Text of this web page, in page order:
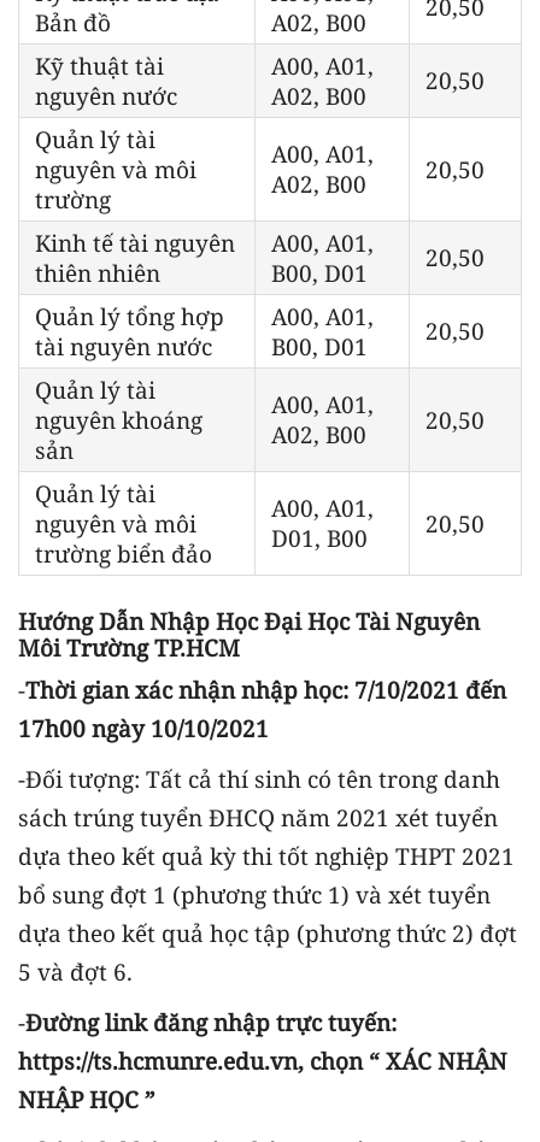
Bản đồ
A02, B00
20,50
Kỹ thuật tài
nguyên nước
A00, A01,
A02, B00
20,50
Quản lý tài
nguyên và môi
trường
A00, A01,
A02, B00
20,50
Kinh tế tài nguyên
thiên nhiên
A00, A01,
B00, D01
20,50
Quản lý tổng hợp
tài nguyên nước
A00, A01,
B00, D01
20,50
Quản lý tài
nguyên khoáng
sản
A00, A01,
A02, B00
20,50
Quản lý tài
nguyên và môi
trường biển đảo
A00, A01,
D01, B00
20,50
Hướng Dẫn Nhập Học Đại Học Tài Nguyên
Môi Trường TP.HCM
-Thời gian xác nhận nhập học: 7/10/2021 đến
17h00 ngày 10/10/2021
-Đối tượng: Tất cả thí sinh có tên trong danh
sách trúng tuyển ĐHCQ năm 2021 xét tuyển
dựa theo kết quả kỳ thi tốt nghiệp THPT 2021
bổ sung đợt 1 (phương thức 1) và xét tuyển
dựa theo kết quả học tập (phương thức 2) đợt
5 và đợt 6.
-Đường link đăng nhập trực tuyến:
https://ts.hcmunre.edu.vn, chọn “ XÁC NHẬN
NHẬP HỌC ”